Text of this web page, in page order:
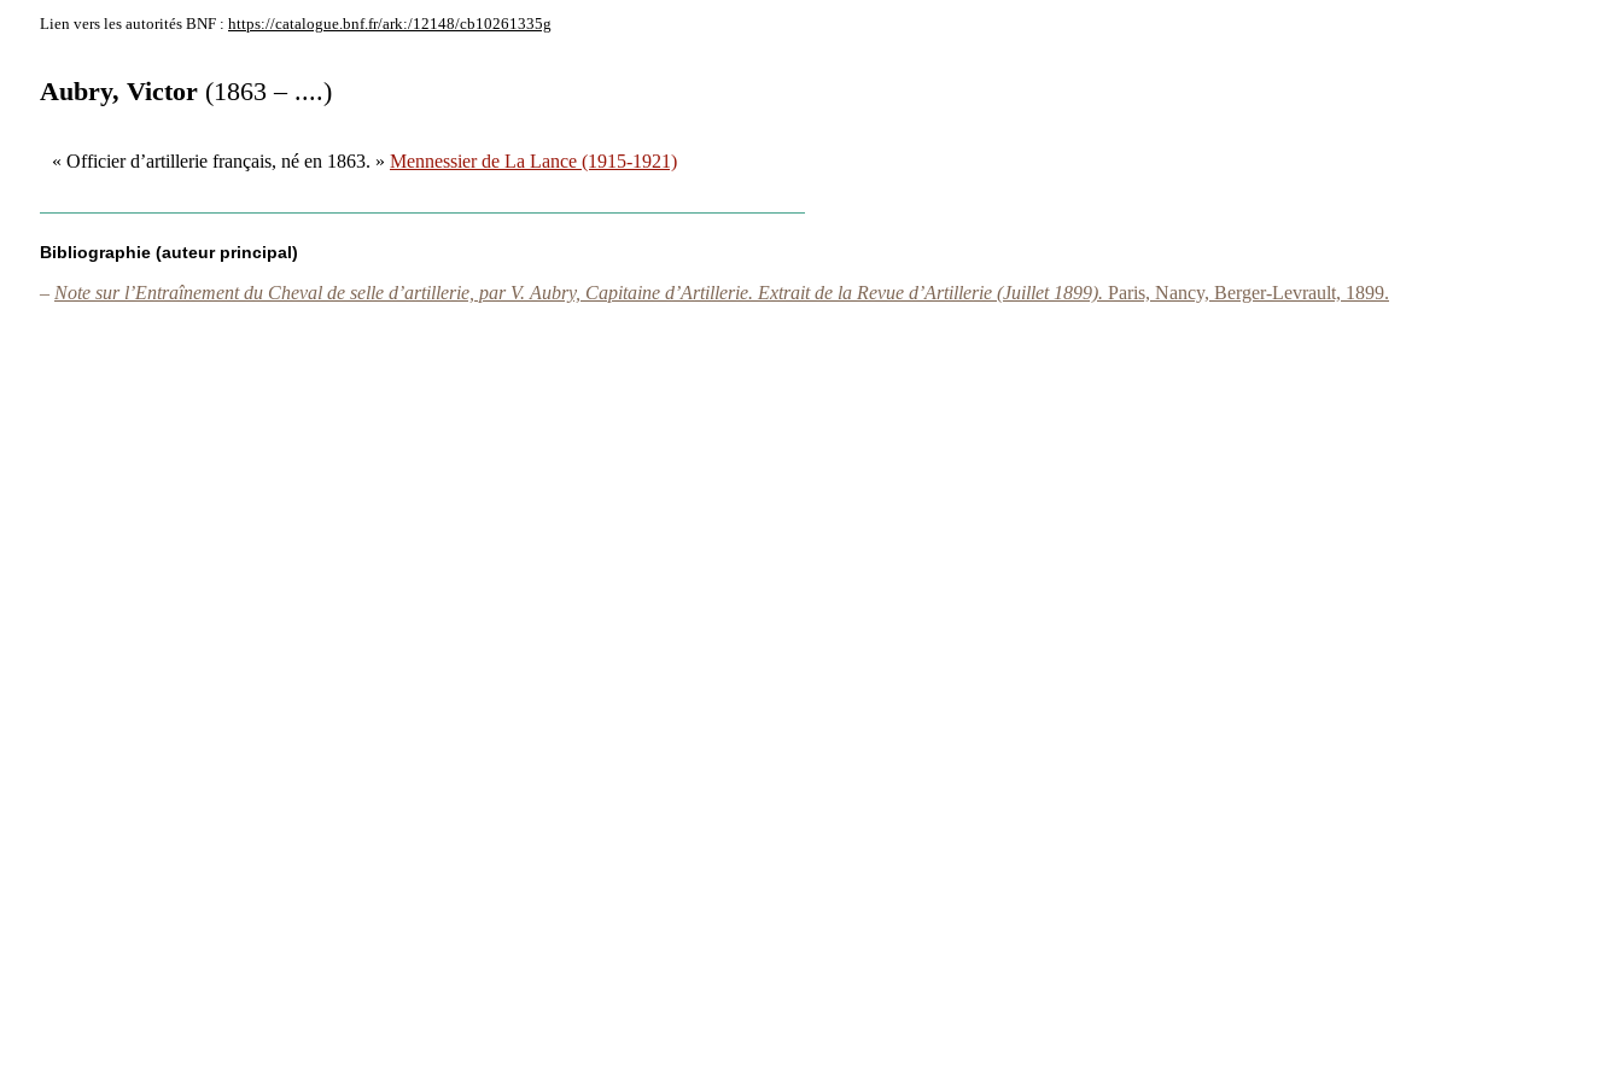
Lien vers les autorités BNF : https://catalogue.bnf.fr/ark:/12148/cb10261335g
Aubry, Victor (1863 – ....)
« Officier d’artillerie français, né en 1863. » Mennessier de La Lance (1915-1921)
Bibliographie (auteur principal)
– Note sur l’Entraînement du Cheval de selle d’artillerie, par V. Aubry, Capitaine d’Artillerie. Extrait de la Revue d’Artillerie (Juillet 1899). Paris, Nancy, Berger-Levrault, 1899.